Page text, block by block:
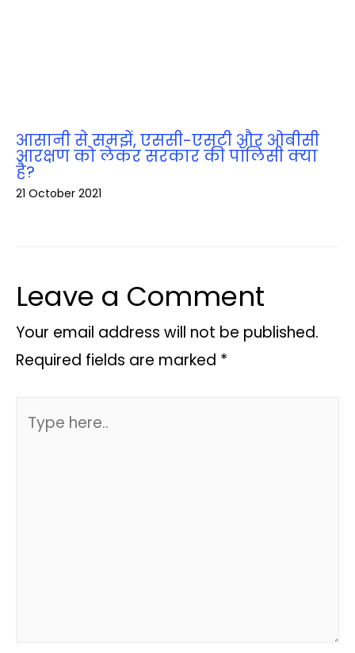
आसानी से समझें, एससी-एसटी और ओबीसी
आरक्षण को लेकर सरकार की पॉलिसी क्‍या
है?
21 October 2021
Leave a Comment
Your email address will not be published.
Required fields are marked *